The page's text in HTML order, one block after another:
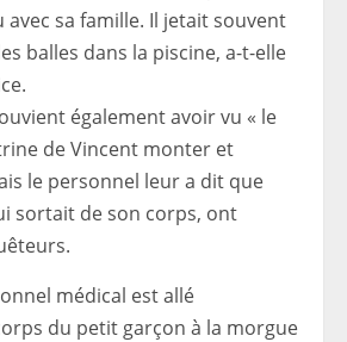
avec sa famille. Il jetait souvent
balles dans la piscine, a-t-elle
également avoir vu « le
de Vincent monter et
le personnel leur a dit que
sortait de son corps, ont
médical est allé
du petit garçon à la morgue